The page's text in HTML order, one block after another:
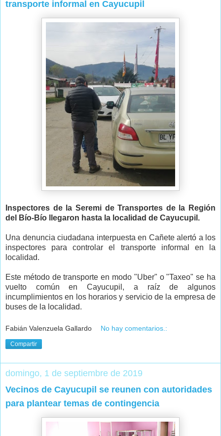
transporte informal en Cayucupil
Inspectores de la Seremi de Transportes de la Región
del Bío-Bío llegaron hasta la localidad de Cayucupil.
Una denuncia ciudadana interpuesta en Cañete alertó a los
inspectores para controlar el transporte informal en la
localidad.
Este método de transporte en modo "Uber" o "Taxeo" se ha
vuelto común en Cayucupil, a raíz de algunos
incumplimientos en los horarios y servicio de la empresa de
buses de la localidad.
Fabián Valenzuela Gallardo No hay comentarios.:
Compartir
domingo, 1 de septiembre de 2019
Vecinos de Cayucupil se reunen con autoridades
para plantear temas de contingencia